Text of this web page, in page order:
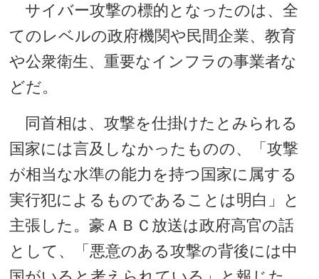
サイバー攻撃の標的となったのは、全
てのレベルの政府機関や民間企業、教育
や公衆衛生、重要なインフラの事業者な
どだ。
同首相は、攻撃を仕掛けたとみられる
国家には言及しなかったものの、「攻撃
が相当な水準の能力を持つ国家に属する
実行犯によるものであることは明白」と
主張した。豪ＡＢＣ放送は政府高官の話
として、「悪意のある攻撃の背後には中